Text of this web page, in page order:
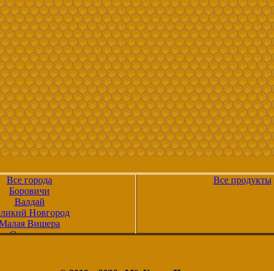
Все города
Боровичи
Валдай
Новгород
Вишера
Окуловка
Все продукты